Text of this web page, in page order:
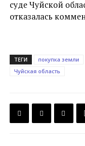
суде Чуйской
отказалась
ТЕГИ покупка земли
Чуйская область